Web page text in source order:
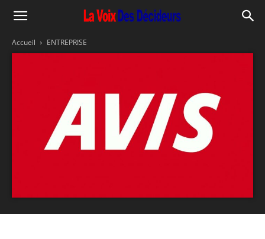
Accueil ENTREPRISE